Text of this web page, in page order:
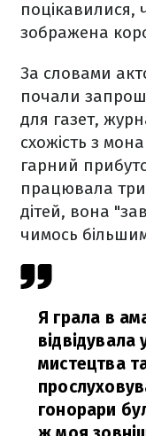
поцікавилися,
зображена
За словами
почали
для газет,
схожість з
гарний
працювала
дітей, вона
чимось
Я грала в
мистецтва
гонорари